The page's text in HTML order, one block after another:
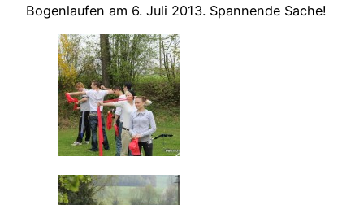
Bogenlaufen am 6. Juli 2013. Spannende Sache!